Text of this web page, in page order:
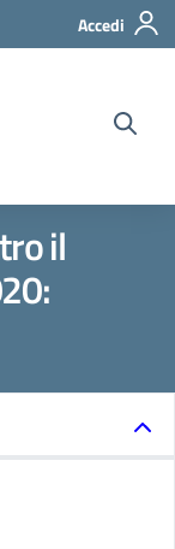
Accedi
il